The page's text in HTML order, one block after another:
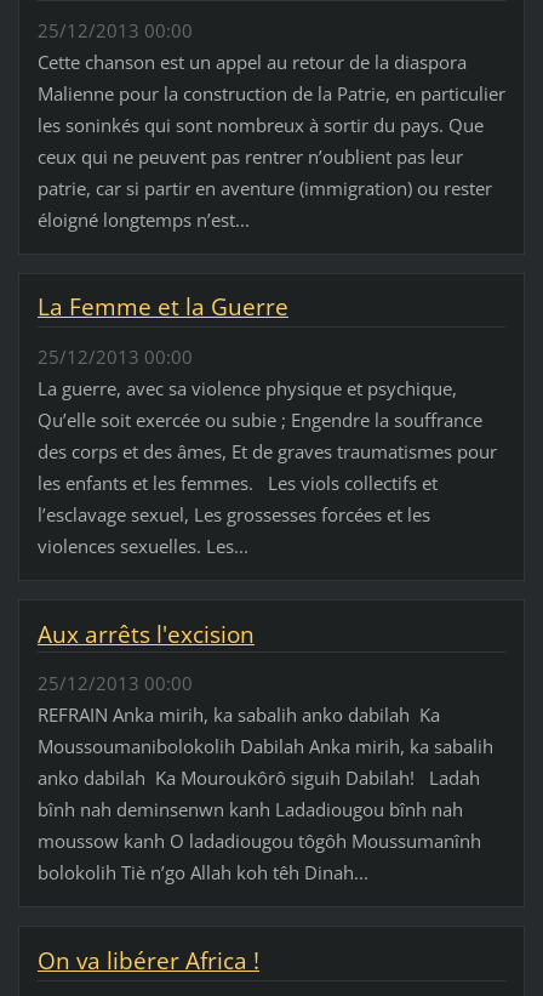
25/12/2013 00:00
Cette chanson est un appel au retour de la diaspora
Malienne pour la construction de la Patrie, en particulier
les soninkés qui sont nombreux à sortir du pays. Que
ceux qui ne peuvent pas rentrer n’oublient pas leur
patrie, car si partir en aventure (immigration) ou rester
éloigné longtemps n’est...
La Femme et la Guerre
25/12/2013 00:00
La guerre, avec sa violence physique et psychique,
Qu’elle soit exercée ou subie ; Engendre la souffrance
des corps et des âmes, Et de graves traumatismes pour
les enfants et les femmes. Les viols collectifs et
l’esclavage sexuel, Les grossesses forcées et les
violences sexuelles. Les...
Aux arrêts l'excision
25/12/2013 00:00
REFRAIN Anka mirih, ka sabalih anko dabilah Ka
Moussoumanibolokolih Dabilah Anka mirih, ka sabalih
anko dabilah Ka Mouroukôrô siguih Dabilah! Ladah
bînh nah deminsenwn kanh Ladadiougou bînh nah
moussow kanh O ladadiougou tôgôh Moussumanînh
bolokolih Tiè n’go Allah koh têh Dinah...
On va libérer Africa !